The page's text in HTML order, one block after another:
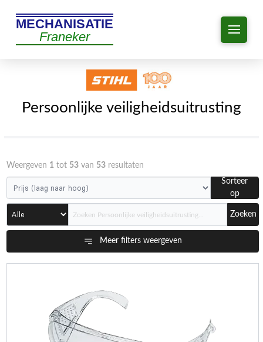
MECHANISATIE
Franeker
Persoonlijke veiligheidsuitrusting
Weergeven 1tot 53van 53resultaten
Sorteer
op
Zoeken
Meer filters weergeven